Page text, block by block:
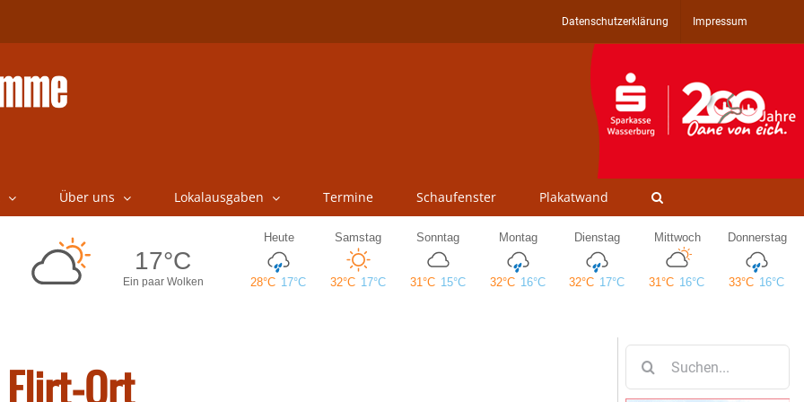
Datenschutzerklärung Impressum
Über uns Lokalausgaben Termine Schaufenster Plakatwand
Ort
nach: